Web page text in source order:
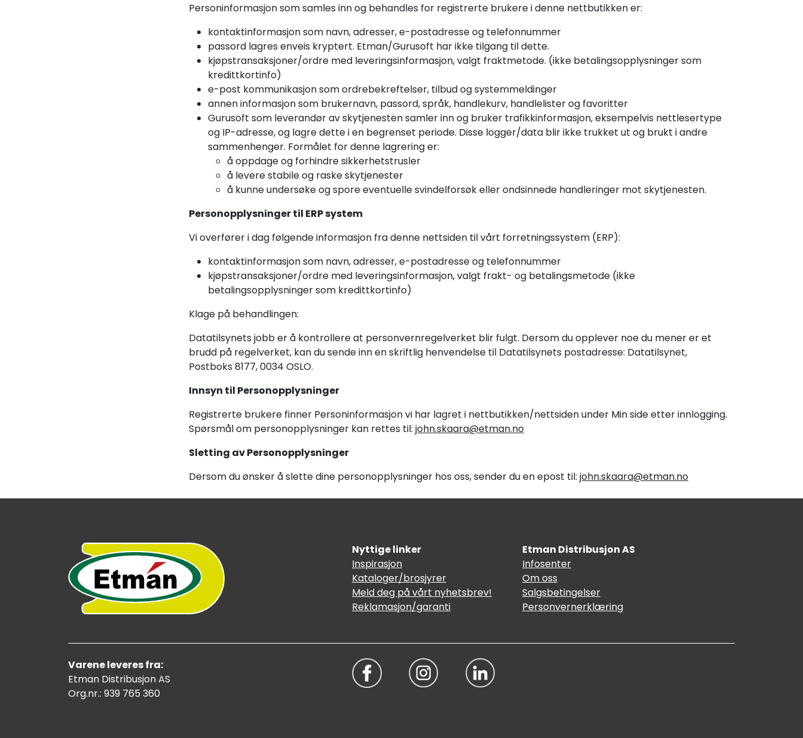
Personinformasjon som samles inn og behandles for registrerte brukere i denne nettbutikken er:
kontaktinformasjon som navn, adresser, e-postadresse og telefonnummer
passord lagres enveis kryptert. Etman/Gurusoft har ikke tilgang til dette.
kjøpstransaksjoner/ordre med leveringsinformasjon, valgt fraktmetode. (ikke betalingsopplysninger som
kredittkortinfo)
e-post kommunikasjon som ordrebekreftelser, tilbud og systemmeldinger
annen informasjon som brukernavn, passord, språk, handlekurv, handlelister og favoritter
Gurusoft som leverandør av skytjenesten samler inn og bruker trafikkinformasjon, eksempelvis nettlesertype
og IP-adresse, og lagre dette i en begrenset periode. Disse logger/data blir ikke trukket ut og brukt i andre
sammenhenger. Formålet for denne lagrering er:
å oppdage og forhindre sikkerhetstrusler
å levere stabile og raske skytjenester
å kunne undersøke og spore eventuelle svindelforsøk eller ondsinnede handleringer mot skytjenesten.
Personopplysninger til ERP system
Vi overfører i dag følgende informasjon fra denne nettsiden til vårt forretningssystem (ERP):
kontaktinformasjon som navn, adresser, e-postadresse og telefonnummer
kjøpstransaksjoner/ordre med leveringsinformasjon, valgt frakt- og betalingsmetode (ikke
betalingsopplysninger som kredittkortinfo)
Klage på behandlingen:
Datatilsynets jobb er å kontrollere at personvernregelverket blir fulgt. Dersom du opplever noe du mener er et
brudd på regelverket, kan du sende inn en skriftlig henvendelse til Datatilsynets postadresse: Datatilsynet,
Postboks 8177, 0034 OSLO.
Innsyn til Personopplysninger
Registrerte brukere finner Personinformasjon vi har lagret i nettbutikken/nettsiden under Min side etter innlogging.
Spørsmål om personopplysninger kan rettes til: john.skaara@etman.no
Sletting av Personopplysninger
Dersom du ønsker å slette dine personopplysninger hos oss, sender du en epost til: john.skaara@etman.no
Nyttige linker
Inspirasjon
Kataloger/brosjyrer
Meld deg på vårt nyhetsbrev!
Reklamasjon/garanti
Etman Distribusjon AS
Infosenter
Om oss
Salgsbetingelser
Personvernerklæring
Varene leveres fra:
Etman Distribusjon AS
Org.nr.: 939 765 360